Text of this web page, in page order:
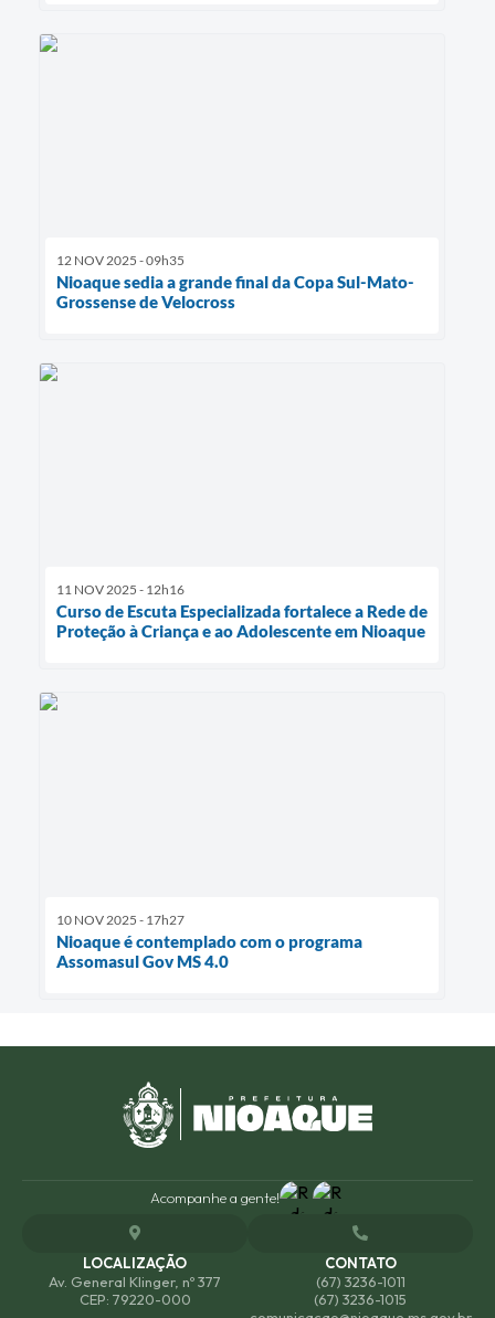
12 NOV 2025 - 09h35
Nioaque sedia a grande final da Copa Sul-Mato-
Grossense de Velocross
11 NOV 2025 - 12h16
Curso de Escuta Especializada fortalece a Rede de
Proteção à Criança e ao Adolescente em Nioaque
10 NOV 2025 - 17h27
Nioaque é contemplado com o programa
Assomasul Gov MS 4.0
Acompanhe a gente!
LOCALIZAÇÃO
Av. General Klinger, nº 377
CEP: 79220-000
CONTATO
(67) 3236-1011
(67) 3236-1015